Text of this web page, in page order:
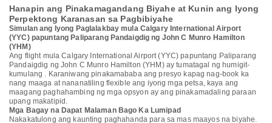
Hanapin ang Pinakamagandang Biyahe at Kunin ang Iyong
Perpektong Karanasan sa Pagbibiyahe
Simulan ang Iyong Paglalakbay mula Calgary International Airport
(YYC) papuntang Paliparang Pandaigdig ng John C Munro Hamilton
(YHM)
Ang flight mula Calgary International Airport (YYC) papuntang Paliparang
Pandaigdig ng John C Munro Hamilton (YHM) ay tumatagal ng humigit-
kumulang . Karaniwang pinakamababa ang presyo kapag nag-book ka
nang maaga at nananatiling flexible ang iyong mga petsa, kaya ang
maagang paghahambing ng mga opsyon ay ang pinakamadaling paraan
upang makatipid.
Mga Bagay na Dapat Malaman Bago Ka Lumipad
Nakakatulong ang kaunting paghahanda para sa mas maayos na biyahe.